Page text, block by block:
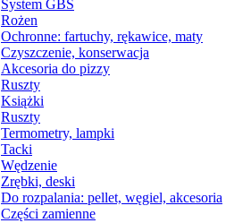
System GBS
Rożen
Ochronne: fartuchy, rękawice, maty
Czyszczenie, konserwacja
Akcesoria do pizzy
Ruszty
Książki
Ruszty
Termometry, lampki
Tacki
Wędzenie
Zrębki, deski
Do rozpalania: pellet, węgiel, akcesoria
Części zamienne